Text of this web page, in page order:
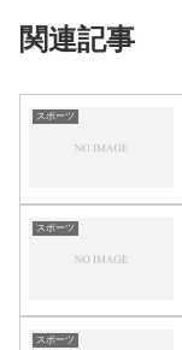
関連記事
スポーツ
スポーツ
スポーツ